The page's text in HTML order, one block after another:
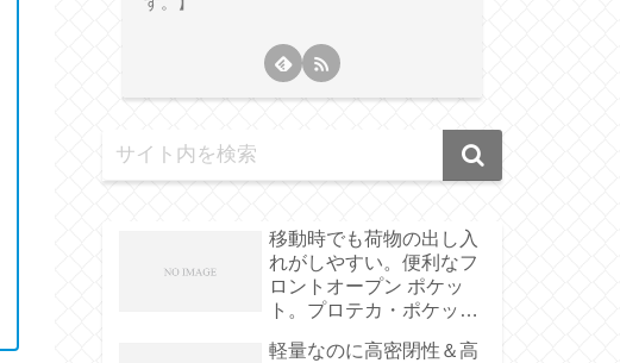
移動時でも荷物の出し入
れがしやすい。便利なフ
ロントオープン ポケッ
ト。プロテカ・ポケット
軽量なのに高密閉性＆高